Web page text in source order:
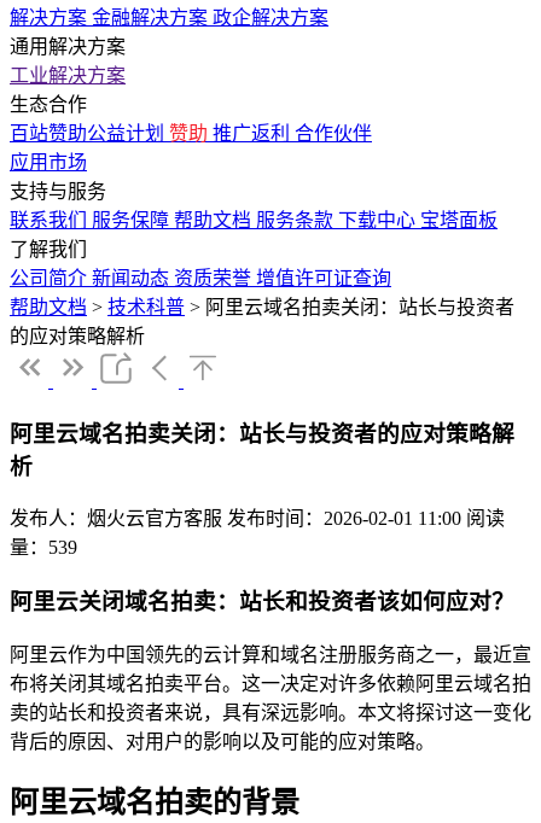
解决方案 金融解决方案 政企解决方案
通用解决方案
工业解决方案
生态合作
百站赞助公益计划 赞助 推广返利 合作伙伴
应用市场
支持与服务
联系我们
服务保障 帮助文档 服务条款 下载中心 宝塔面板
了解我们
公司简介 新闻动态 资质荣誉 增值许可证查询
帮助文档 > 技术科普 > 阿里云域名拍卖关闭：站长与投资者
的应对策略解析
阿里云域名拍卖关闭：站长与投资者的应对策略解
析
发布人：烟火云官方客服 发布时间：2026-02-01 11:00 阅读
量：539
阿里云关闭域名拍卖：站长和投资者该如何应对？
阿里云作为中国领先的云计算和域名注册服务商之一，最近宣
布将关闭其域名拍卖平台。这一决定对许多依赖阿里云域名拍
卖的站长和投资者来说，具有深远影响。本文将探讨这一变化
背后的原因、对用户的影响以及可能的应对策略。
阿里云域名拍卖的背景